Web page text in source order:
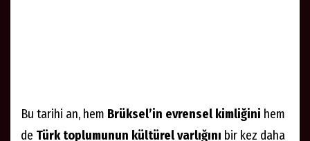
Bu tarihi an, hem Brüksel’in evrensel kimliğini hem
de Türk toplumunun kültürel varlığını bir kez daha